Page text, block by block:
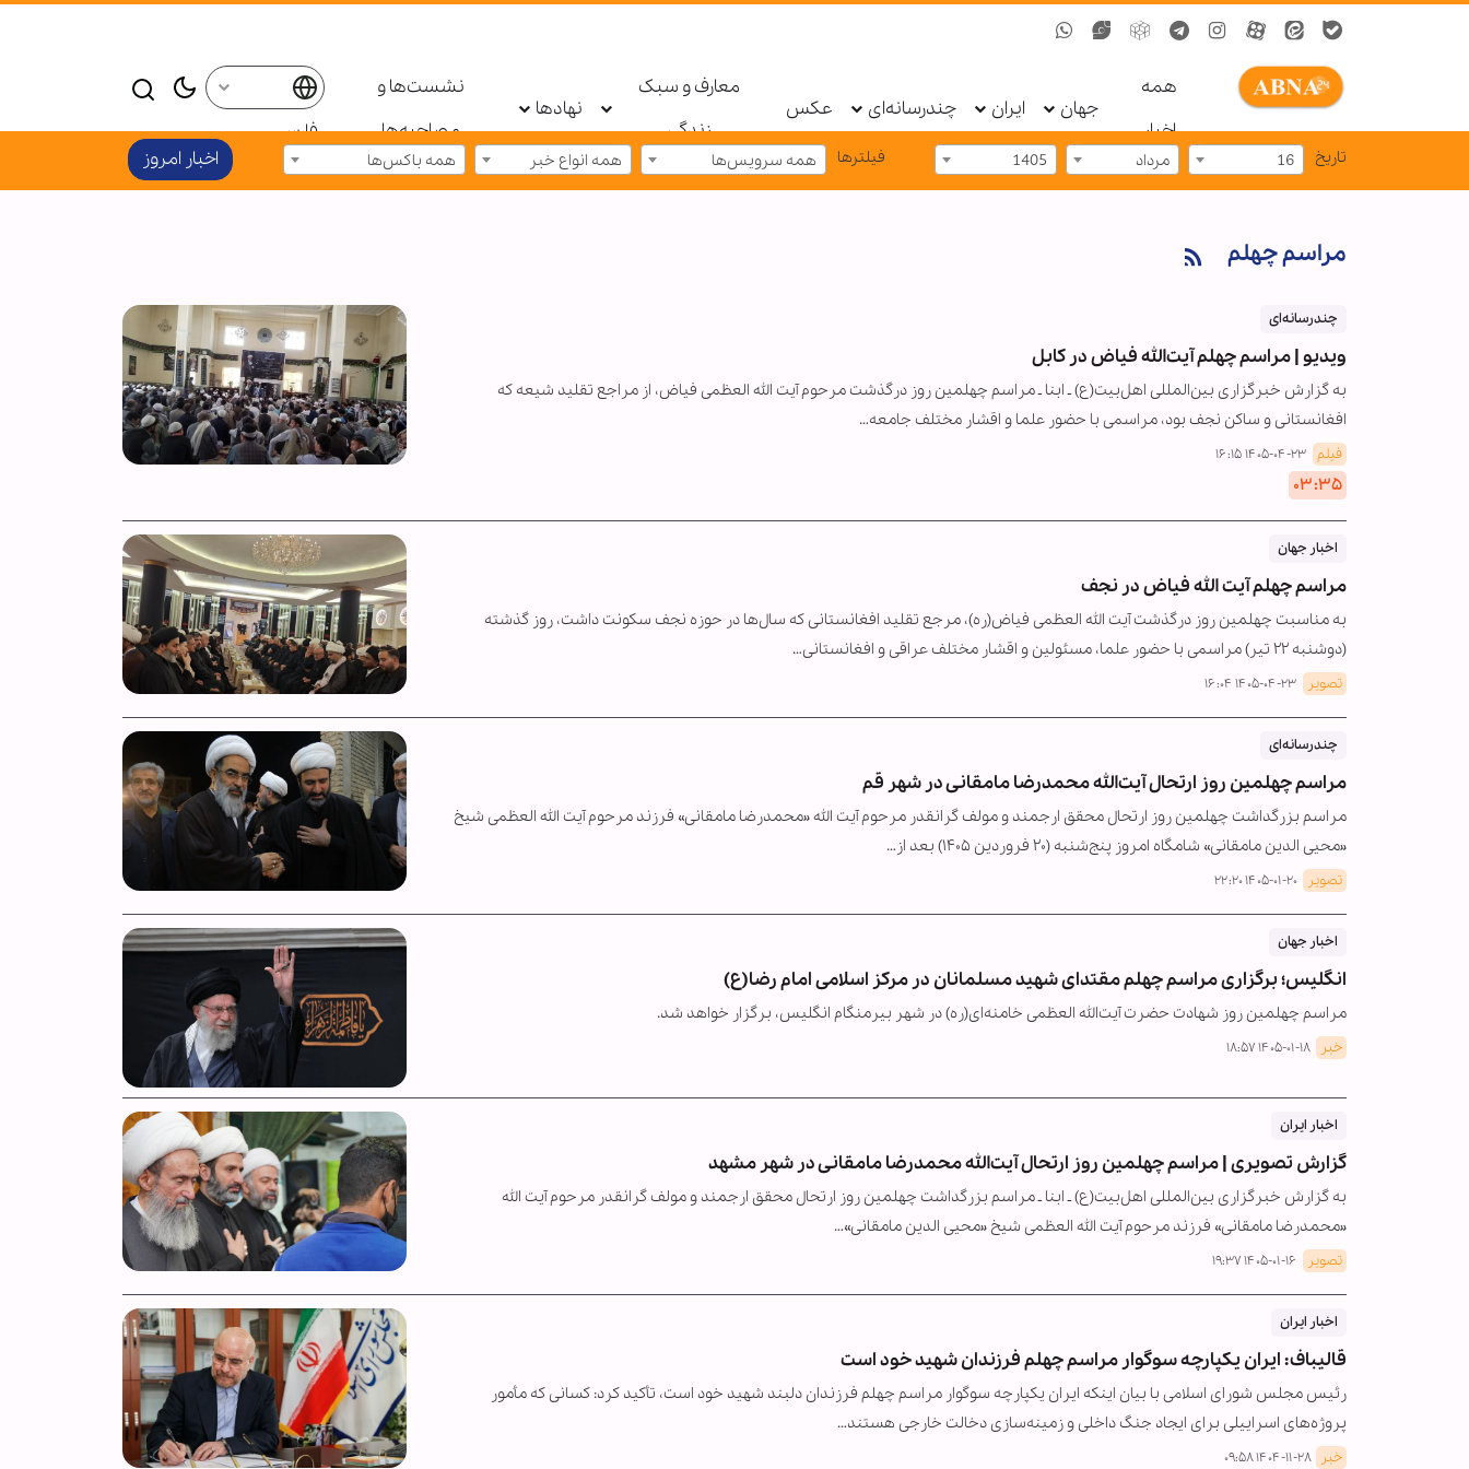
همه
اخبار
جهان ایران چندرسانه‌ای عکس
معارف و سبک
زندگی
نهادها
نشست‌ها و
مصاحبه‌ها
فارسی
تاریخ 16 مرداد 1405 فیلترها همه سرویس‌ها همه انواع خبر همه باکس‌ها اخبار امروز
مراسم چهلم
چندرسانه‌ای
ویدیو | مراسم چهلم آیت‌الله فیاض در کابل
به گزارش خبرگزاری بین‌المللی اهل‌بیت(ع) ـ ابنا ـ مراسم چهلمین روز درگذشت مرحوم آیت الله العظمی فیاض، از مراجع تقلید شیعه که
افغانستانی و ساکن نجف بود، مراسمی با حضور علما و اقشار مختلف جامعه…
فیلم ۱۴۰۵-۰۴-۲۳ ۱۶:۱۵
۰۳:۳۵
اخبار جهان
مراسم چهلم آیت الله فیاض در نجف
به مناسبت چهلمین روز درگذشت آیت الله العظمی فیاض(ره)، مرجع تقلید افغانستانی که سال‌ها در حوزه نجف سکونت داشت، روز گذشته
(دوشنبه ۲۲ تیر) مراسمی با حضور علما، مسئولین و اقشار مختلف عراقی و افغانستانی…
تصویر ۱۴۰۵-۰۴-۲۳ ۱۶:۰۴
چندرسانه‌ای
مراسم چهلمین روز ارتحال آیت‌الله محمدرضا مامقانی در شهر قم
مراسم بزرگداشت چهلمین روز ارتحال محقق ارجمند و مولف گرانقدر مرحوم آیت الله «محمدرضا مامقانی» فرزند مرحوم آیت الله العظمی شیخ
«محیی الدین مامقانی» شامگاه امروز پنج‌شنبه (۲۰ فروردین ۱۴۰۵) بعد از…
تصویر ۱۴۰۵-۰۱-۲۰ ۲۲:۲۰
اخبار جهان
انگلیس؛ برگزاری مراسم چهلم مقتدای شهید مسلمانان در مرکز اسلامی امام رضا(ع)
مراسم چهلمین روز شهادت حضرت آیت‌الله العظمی خامنه‌ای(ره) در شهر بیرمنگام انگلیس، برگزار خواهد شد.
خبر ۱۴۰۵-۰۱-۱۸ ۱۸:۵۷
اخبار ایران
گزارش تصویری | مراسم چهلمین روز ارتحال آیت‌الله محمدرضا مامقانی در شهر مشهد
به گزارش خبرگزاری بین‌المللی اهل‌بیت(ع) ـ ابنا ـ مراسم بزرگداشت چهلمین روز ارتحال محقق ارجمند و مولف گرانقدر مرحوم آیت الله
«محمدرضا مامقانی» فرزند مرحوم آیت الله العظمی شیخ «محیی الدین مامقانی»…
تصویر ۱۴۰۵-۰۱-۱۶ ۱۹:۳۷
اخبار ایران
قالیباف: ایران یکپارچه سوگوار مراسم چهلم فرزندان شهید خود است
رئیس مجلس شورای اسلامی با بیان اینکه ایران یکپارچه سوگوار مراسم چهلم فرزندان دلبند شهید خود است، تأکید کرد: کسانی که مأمور
پروژه‌های اسراییلی برای ایجاد جنگ داخلی و زمینه‌سازی دخالت خارجی هستند…
خبر ۱۴۰۴-۱۱-۲۸ ۰۹:۵۸